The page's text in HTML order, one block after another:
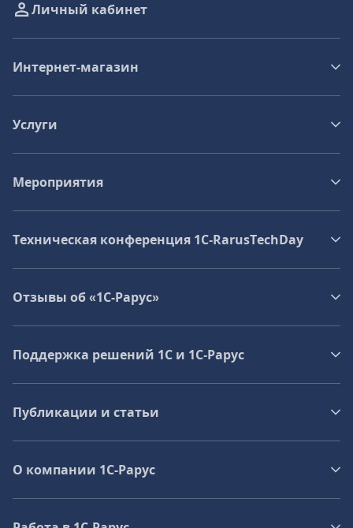
Личный кабинет
Интернет-магазин
Услуги
Мероприятия
Техническая конференция 1C‑RarusTechDay
Отзывы об «1С-Рарус»
Поддержка решений 1С и 1С‑Рарус
Публикации и статьи
О компании 1C-Рарус